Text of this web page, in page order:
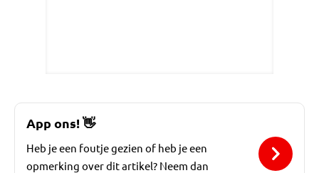
App ons!👋
Heb je een foutje gezien of heb je een
opmerking over dit artikel? Neem dan